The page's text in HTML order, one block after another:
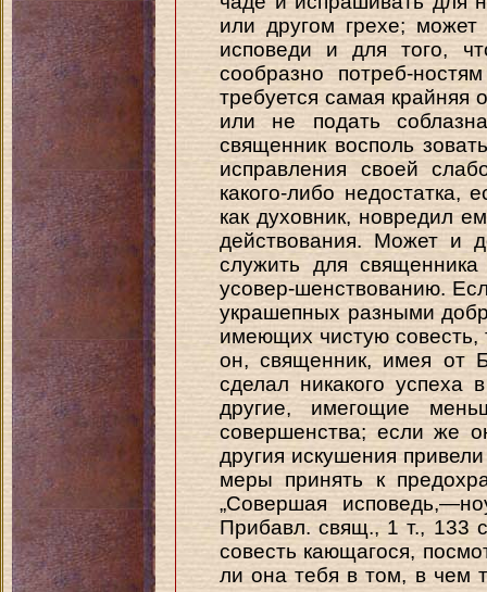
или другом грехе;
исповеди и для того,
сообразно потреб-
требуется самая крайняя
или не подать
священник восполь
исправления своей
какого-либо недостатка,
как духовник, новредил
действования. Может и
служить для
усовер-шенствованию.
украшепных разными
имеющих чистую совесть,
он, священник, имея от
сделал никакого успеха
другие, имегощие
совершенства; если же
другия искушения
меры принять к
„Совершая
Прибавл. свящ., 1 т., 133
совесть кающагося,
ли она тебя в том, в чем